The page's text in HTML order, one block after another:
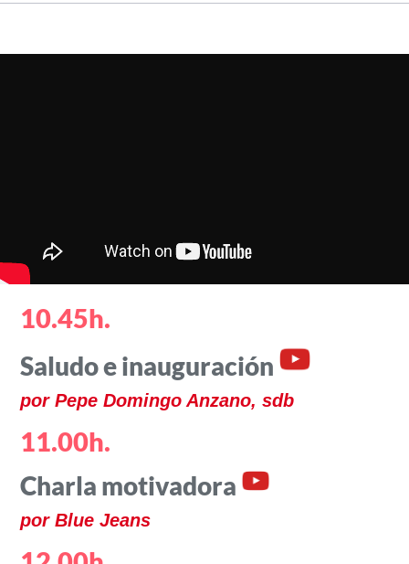
10.45h.
Saludo e inauguración
por Pepe Domingo Anzano, sdb
11.00h.
Charla motivadora
por Blue Jeans